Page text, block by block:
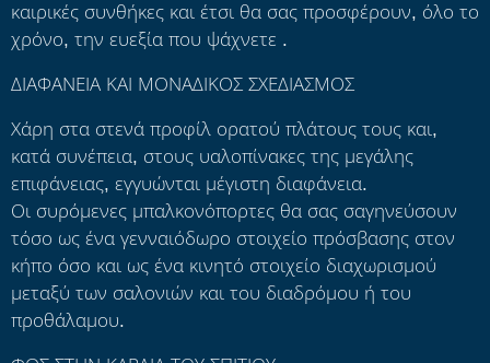
καιρικές συνθήκες και έτσι θα σας προσφέρουν, όλο το
χρόνο, την ευεξία που ψάχνετε .
ΔΙΑΦΑΝΕΙΑ ΚΑΙ ΜΟΝΑΔΙΚΟΣ ΣΧΕΔΙΑΣΜΟΣ
Χάρη στα στενά προφίλ ορατού πλάτους τους και,
κατά συνέπεια, στους υαλοπίνακες της μεγάλης
επιφάνειας, εγγυώνται μέγιστη διαφάνεια.
Οι συρόμενες μπαλκονόπορτες θα σας σαγηνεύσουν
τόσο ως ένα γενναιόδωρο στοιχείο πρόσβασης στον
κήπο όσο και ως ένα κινητό στοιχείο διαχωρισμού
μεταξύ των σαλονιών και του διαδρόμου ή του
προθάλαμου.